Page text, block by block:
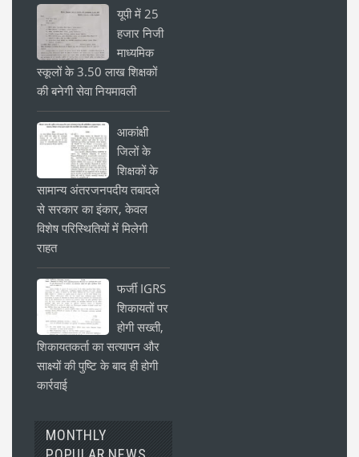
यूपी में 25
हजार निजी
माध्यमिक
स्कूलों के 3.50 लाख शिक्षकों
की बनेगी सेवा नियमावली
आकांक्षी
जिलों के
शिक्षकों के
सामान्य अंतरजनपदीय तबादले
से सरकार का इंकार, केवल
विशेष परिस्थितियों में मिलेगी
राहत
फर्जी IGRS
शिकायतों पर
होगी सख्ती,
शिकायतकर्ता का सत्यापन और
साक्ष्यों की पुष्टि के बाद ही होगी
कार्रवाई
MONTHLY